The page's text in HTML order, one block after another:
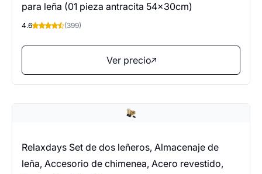
para leña (01 pieza antracita 54x30cm)
4.6 (399)
Ver precio
Relaxdays Set de dos leñeros, Almacenaje de
leña, Accesorio de chimenea, Acero revestido,